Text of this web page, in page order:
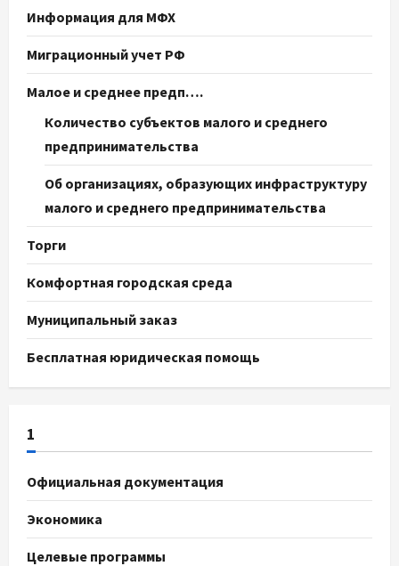
Информация для МФХ
Миграционный учет РФ
Малое и среднее предп….
Количество субъектов малого и среднего
предпринимательства
Об организациях, образующих инфраструктуру
малого и среднего предпринимательства
Торги
Комфортная городская среда
Муниципальный заказ
Бесплатная юридическая помощь
1
Официальная документация
Экономика
Целевые программы